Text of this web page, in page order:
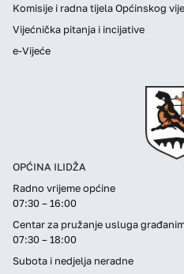
OPĆINA ILIDŽA
Radno vrijeme općine
07:30 – 16:00
Centar za pružanje usluga
07:30 – 18:00
Subota i nedjelja neradne
Komisije i radna tijela Općinskog
Vijećnička pitanja i incijative
e-Vijeće